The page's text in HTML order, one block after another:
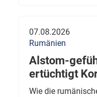
07.08.2026
Rumänien
Alstom-
ertüchtigt
Wie die